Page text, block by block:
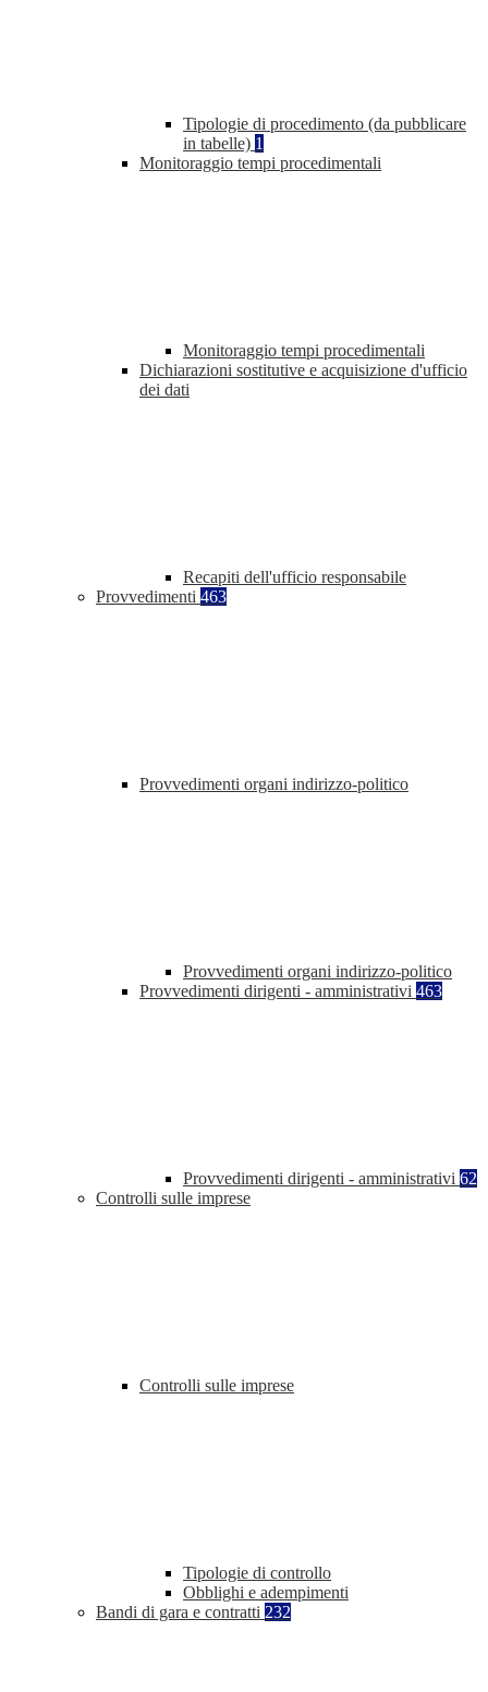
Tipologie di procedimento (da pubblicare
in tabelle) 1
Monitoraggio tempi procedimentali
Monitoraggio tempi procedimentali
Dichiarazioni sostitutive e acquisizione d'ufficio
dei dati
Recapiti dell'ufficio responsabile
Provvedimenti 463
Provvedimenti organi indirizzo-politico
Provvedimenti organi indirizzo-politico
Provvedimenti dirigenti - amministrativi 463
Provvedimenti dirigenti - amministrativi 62
Controlli sulle imprese
Controlli sulle imprese
Tipologie di controllo
Obblighi e adempimenti
Bandi di gara e contratti 232